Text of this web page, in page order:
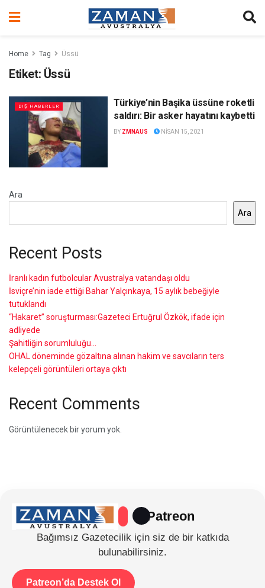
Home Tag Üssü
Etiket: Üssü
DIŞ HABERLER
Türkiye’nin Başika üssüne roketli
saldırı: Bir asker hayatını kaybetti
BY ZMNAUS NISAN 15, 2021
Ara
Ara
Recent Posts
İranlı kadın futbolcular Avustralya vatandaşı oldu
İsviçre’nin iade ettiği Bahar Yalçınkaya, 15 aylık bebeğiyle
tutuklandı
“Hakaret” soruşturması:Gazeteci Ertuğrul Özkök, ifade için
adliyede
Şahitliğin sorumluluğu…
OHAL döneminde gözaltına alınan hakim ve savcıların ters
kelepçeli görüntüleri ortaya çıktı
Recent Comments
Görüntülenecek bir yorum yok.
Patreon
Bağımsız Gazetecilik için siz de bir katkıda
bulunabilirsiniz.
Patreon’da Destek Ol